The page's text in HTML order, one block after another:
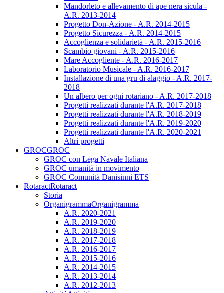
Mandorleto e allevamento di ape nera sicula -
A.R. 2013-2014
Progetto Don-Azione - A.R. 2014-2015
Progetto Sicurezza - A.R. 2014-2015
Accoglienza e solidarietà - A.R. 2015-2016
Scambio giovani - A.R. 2015-2016
Mare Accogliente - A.R. 2016-2017
Laboratorio Musicale - A.R. 2016-2017
Installazione di una gru di alaggio - A.R. 2017-
2018
Un albero per ogni rotariano - A.R. 2017-2018
Progetti realizzati durante l'A.R. 2017-2018
Progetti realizzati durante l'A.R. 2018-2019
Progetti realizzati durante l'A.R. 2019-2020
Progetti realizzati durante l'A.R. 2020-2021
Altri progetti
GROCGROC
GROC con Lega Navale Italiana
GROC umanità in movimento
GROC Comunità Danisinni ETS
RotaractRotaract
Storia
OrganigrammaOrganigramma
A.R. 2020-2021
A.R. 2019-2020
A.R. 2018-2019
A.R. 2017-2018
A.R. 2016-2017
A.R. 2015-2016
A.R. 2014-2015
A.R. 2013-2014
A.R. 2012-2013